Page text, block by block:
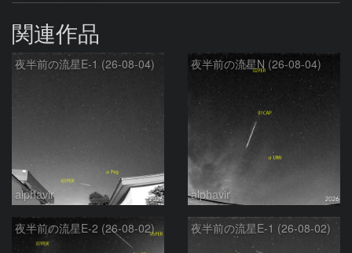
関連作品
夜半前の流星E-1 (26-08-04)
alphavir
夜半前の流星N (26-08-04)
alphavir
夜半前の流星E-2 (26-08-02) 夜半前の流星E-1 (26-08-02)